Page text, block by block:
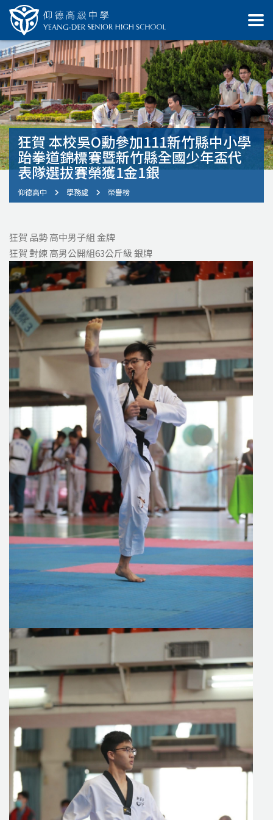
狂賀 本校吳O勳參加111新竹縣中小學
跆拳道錦標賽暨新竹縣全國少年盃代
表隊選拔賽榮獲1金1銀
仰德高中 學務處 榮譽榜
狂賀 品勢 高中男子組 金牌
狂賀 對練 高男公開組63公斤級 銀牌